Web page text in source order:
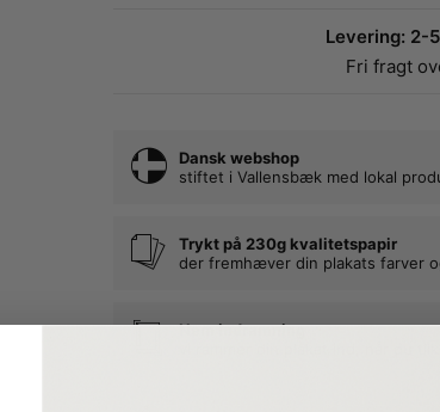
Levering: 2-
Fri fragt
Dansk webshop
stiftet i Vallensbæk med lokal
Trykt på 230g kvalitetspapir
der fremhæver din plakats farver
Nem indramning
vi rammer din plakat ind, når du